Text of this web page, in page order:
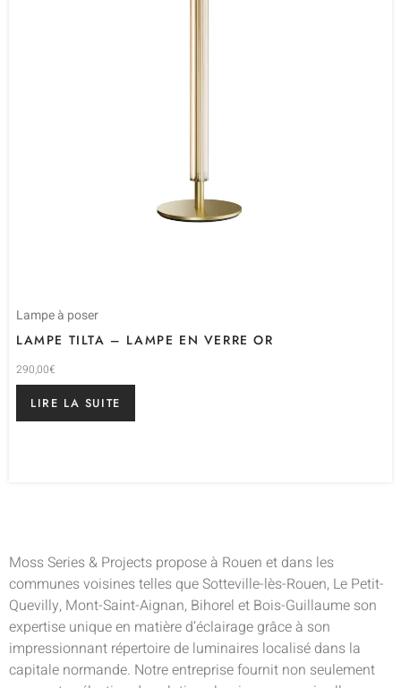
Lampe à poser
LAMPE TILTA – LAMPE EN VERRE OR
290,00€
LIRE LA SUITE
Moss Series & Projects propose à Rouen et dans les
communes voisines telles que Sotteville-lès-Rouen, Le Petit-
Quevilly, Mont-Saint-Aignan, Bihorel et Bois-Guillaume son
expertise unique en matière d’éclairage grâce à son
impressionnant répertoire de luminaires localisé dans la
capitale normande. Notre entreprise fournit non seulement